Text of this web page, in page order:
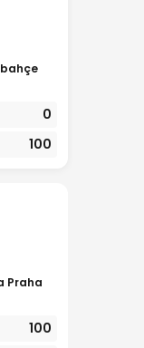
0
100
Praha
100